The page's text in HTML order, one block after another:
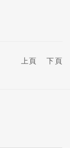
上頁 下頁